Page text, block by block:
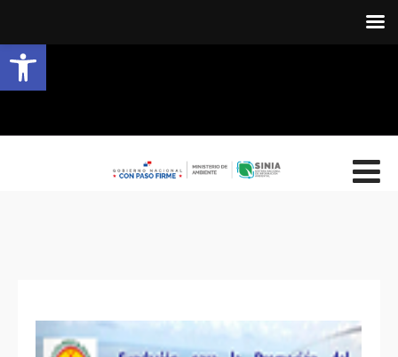
Abrir barra de herramientas